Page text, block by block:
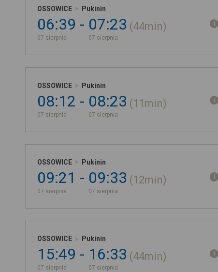
OSSOWICE Pukinin
06:39
07 sierpnia
07:23
07 sierpnia
44min
OSSOWICE Pukinin
08:12
07 sierpnia
08:23
07 sierpnia
11min
OSSOWICE Pukinin
09:21
07 sierpnia
09:33
07 sierpnia
12min
OSSOWICE Pukinin
15:49
07 sierpnia
16:33
07 sierpnia
44min